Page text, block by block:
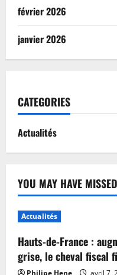
février 2026
janvier 2026
CATEGORIES
Actualités
YOU MAY HAVE MISSED
Actualités
Hauts-de-France :
grise, le cheval fiscal
Philipe Hene avril 7,